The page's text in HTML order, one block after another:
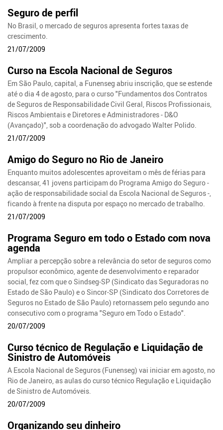
Seguro de perfil
No Brasil, o mercado de seguros apresenta fortes taxas de
crescimento.
21/07/2009
Curso na Escola Nacional de Seguros
Em São Paulo, capital, a Funenseg abriu inscrição, que se estende
até o dia 4 de agosto, para o curso "Fundamentos dos Contratos
de Seguros de Responsabilidade Civil Geral, Riscos Profissionais,
Riscos Ambientais e Diretores e Administradores - D&O
(Avançado)", sob a coordenação do advogado Walter Polido.
21/07/2009
Amigo do Seguro no Rio de Janeiro
Enquanto muitos adolescentes aproveitam o mês de férias para
descansar, 41 jovens participam do Programa Amigo do Seguro -
ação de responsabilidade social da Escola Nacional de Seguros -,
ficando à frente na disputa por espaço no mercado de trabalho.
21/07/2009
Programa Seguro em todo o Estado com nova
agenda
Ampliar a percepção sobre a relevância do setor de seguros como
propulsor econômico, agente de desenvolvimento e reparador
social, fez com que o Sindseg-SP (Sindicato das Seguradoras no
Estado de São Paulo) e o Sincor-SP (Sindicato dos Corretores de
Seguros no Estado de São Paulo) retornassem pelo segundo ano
consecutivo com o programa "Seguro em Todo o Estado".
20/07/2009
Curso técnico de Regulação e Liquidação de
Sinistro de Automóveis
A Escola Nacional de Seguros (Funenseg) vai iniciar em agosto, no
Rio de Janeiro, as aulas do curso técnico Regulação e Liquidação
de Sinistro de Automóveis.
20/07/2009
Organizando seu dinheiro